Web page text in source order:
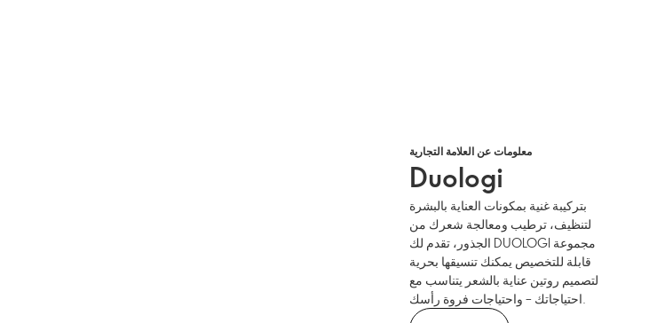
معلومات عن العلامة التجارية
Duologi
بتركيبة غنية بمكونات العناية بالبشرة
لتنظيف، ترطيب ومعالجة شعرك من
الجذور، تقدم لك DUOLOGI مجموعة
قابلة للتخصيص يمكنك تنسيقها بحرية
لتصميم روتين عناية بالشعر يتناسب مع
احتياجاتك – واحتياجات فروة رأسك.